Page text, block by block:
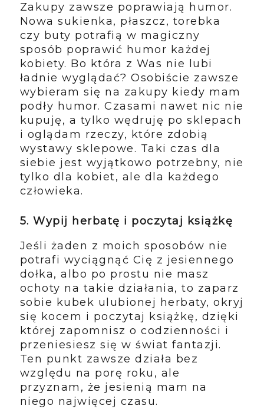
Zakupy zawsze poprawiają humor.
Nowa sukienka, płaszcz, torebka
czy buty potrafią w magiczny
sposób poprawić humor każdej
kobiety. Bo która z Was nie lubi
ładnie wyglądać? Osobiście zawsze
wybieram się na zakupy kiedy mam
podły humor. Czasami nawet nic nie
kupuję, a tylko wędruję po sklepach
i oglądam rzeczy, które zdobią
wystawy sklepowe. Taki czas dla
siebie jest wyjątkowo potrzebny, nie
tylko dla kobiet, ale dla każdego
człowieka.
5. Wypij herbatę i poczytaj książkę
Jeśli żaden z moich sposobów nie
potrafi wyciągnąć Cię z jesiennego
dołka, albo po prostu nie masz
ochoty na takie działania, to zaparz
sobie kubek ulubionej herbaty, okryj
się kocem i poczytaj książkę, dzięki
której zapomnisz o codzienności i
przeniesiesz się w świat fantazji.
Ten punkt zawsze działa bez
względu na porę roku, ale
przyznam, że jesienią mam na
niego najwięcej czasu.